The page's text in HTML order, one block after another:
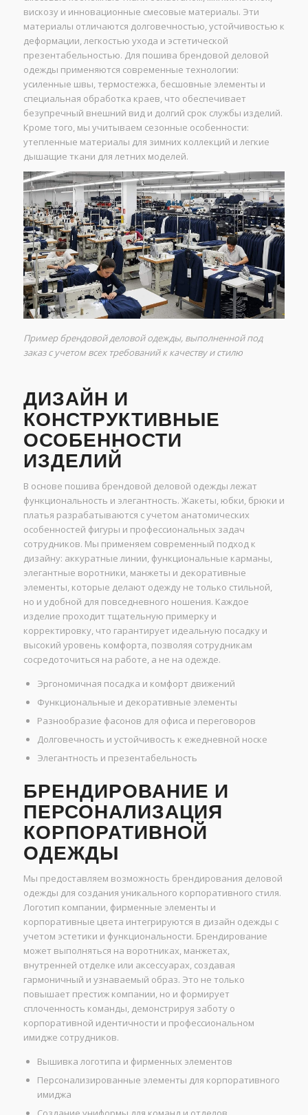
вискозу и инновационные смесовые материалы. Эти
материалы отличаются долговечностью, устойчивостью к
деформации, легкостью ухода и эстетической
презентабельностью. Для пошива брендовой деловой
одежды применяются современные технологии:
усиленные швы, термостежка, бесшовные элементы и
специальная обработка краев, что обеспечивает
безупречный внешний вид и долгий срок службы изделий.
Кроме того, мы учитываем сезонные особенности:
утепленные материалы для зимних коллекций и легкие
дышащие ткани для летних моделей.
Пример брендовой деловой одежды, выполненной под
заказ с учетом всех требований к качеству и стилю
ДИЗАЙН И
КОНСТРУКТИВНЫЕ
ОСОБЕННОСТИ
ИЗДЕЛИЙ
В основе пошива брендовой деловой одежды лежат
функциональность и элегантность. Жакеты, юбки, брюки и
платья разрабатываются с учетом анатомических
особенностей фигуры и профессиональных задач
сотрудников. Мы применяем современный подход к
дизайну: аккуратные линии, функциональные карманы,
элегантные воротники, манжеты и декоративные
элементы, которые делают одежду не только стильной,
но и удобной для повседневного ношения. Каждое
изделие проходит тщательную примерку и
корректировку, что гарантирует идеальную посадку и
высокий уровень комфорта, позволяя сотрудникам
сосредоточиться на работе, а не на одежде.
Эргономичная посадка и комфорт движений
Функциональные и декоративные элементы
Разнообразие фасонов для офиса и переговоров
Долговечность и устойчивость к ежедневной носке
Элегантность и презентабельность
БРЕНДИРОВАНИЕ И
ПЕРСОНАЛИЗАЦИЯ
КОРПОРАТИВНОЙ
ОДЕЖДЫ
Мы предоставляем возможность брендирования деловой
одежды для создания уникального корпоративного стиля.
Логотип компании, фирменные элементы и
корпоративные цвета интегрируются в дизайн одежды с
учетом эстетики и функциональности. Брендирование
может выполняться на воротниках, манжетах,
внутренней отделке или аксессуарах, создавая
гармоничный и узнаваемый образ. Это не только
повышает престиж компании, но и формирует
сплоченность команды, демонстрируя заботу о
корпоративной идентичности и профессиональном
имидже сотрудников.
Вышивка логотипа и фирменных элементов
Персонализированные элементы для корпоративного
имиджа